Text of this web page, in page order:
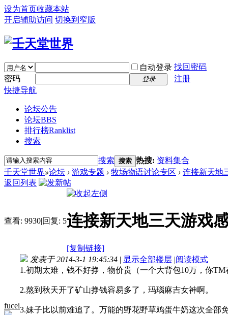
设为首页收藏本站
开启辅助访问 切换到窄版
自动登录 找回密码
密码
登录
注册
快捷导航
论坛公告
论坛BBS
排行榜Ranklist
搜索
搜索 搜索 热搜: 资料集合
壬天堂世界»论坛 › 游戏专题 › 牧场物语讨论专区 › 连接新天地
返回列表
查看: 9930|回复: 5连接新天地三天游戏
[复制链接]
fucei
发表于 2014-3-1 19:45:34 | 显示全部楼层 |阅读模式
1.初期太难，钱不好挣，物价贵（一个大背包10万，你
2.熬到秋天开了矿山挣钱容易多了，玛瑙麻吉女神啊。
3.妹子比以前难追了。万能的野花野草鸡蛋牛奶这次全